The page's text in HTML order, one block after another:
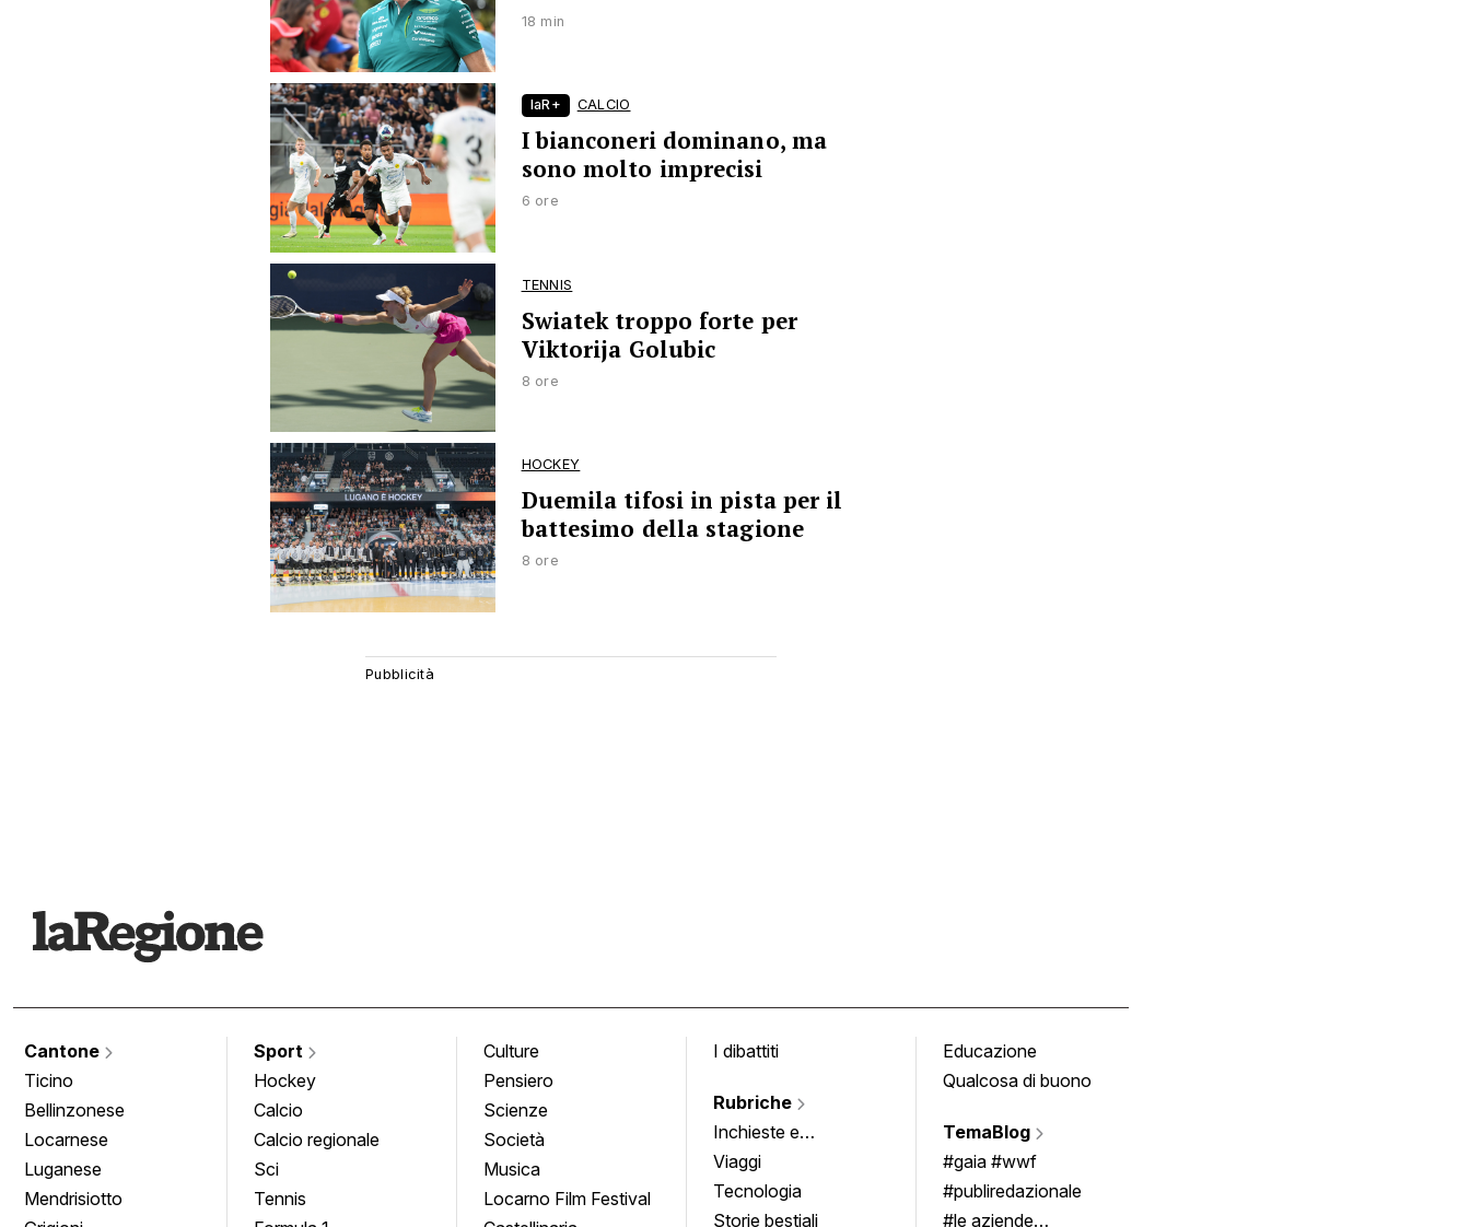
18 min
laR+ CALCIO
I bianconeri dominano, ma
sono molto imprecisi
6 ore
TENNIS
Swiatek troppo forte per
Viktorija Golubic
8 ore
HOCKEY
Duemila tifosi in pista per il
battesimo della stagione
8 ore
Cantone
Ticino
Bellinzonese
Locarnese
Luganese
Mendrisiotto
Sport
Hockey
Calcio
Calcio regionale
Sci
Tennis
Culture
Pensiero
Scienze
Società
Musica
Locarno Film Festival
I dibattiti
Rubriche
Inchieste e
approfondimenti
Viaggi
Tecnologia
Storie bestiali
Educazione
Qualcosa di buono
TemaBlog
#gaia #wwf
#publiredazionale
#le aziende